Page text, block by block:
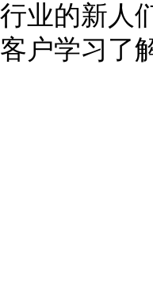
行业的新人
客户学习了